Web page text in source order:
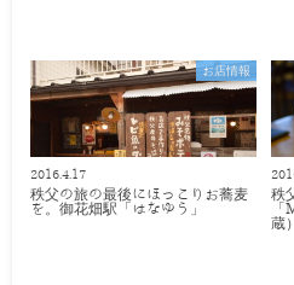
お店情報
2016.4.17
秩父の旅の最後にほっこりお蕎麦
を。御花畑駅「はなゆう」
秩
蔵